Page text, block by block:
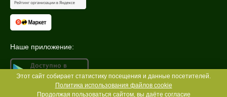
Наше приложение:
Этот сайт собирает статистику посещения и данные посетителей.
Политика использования файлов cookie
Продолжая пользоваться сайтом, вы даёте согласие